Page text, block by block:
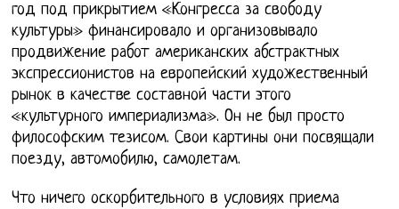
год под прикрытием «Конгресса за свободу
культуры» финансировало и организовывало
продвижение работ американских абстрактных
экспрессионистов на европейский художественный
рынок в качестве составной части этого
«культурного империализма». Он не был просто
философским тезисом. Свои картины они посвящали
поезду, автомобилю, самолетам.
Что ничего оскорбительного в условиях приема